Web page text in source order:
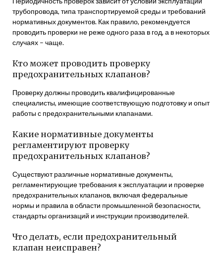
трубопровода, типа транспортируемой среды и требований
нормативных документов. Как правило, рекомендуется
проводить проверки не реже одного раза в год, а в некоторых
случаях – чаще.
Кто может проводить проверку
предохранительных клапанов?
Проверку должны проводить квалифицированные
специалисты, имеющие соответствующую подготовку и опыт
работы с предохранительными клапанами.
Какие нормативные документы
регламентируют проверку
предохранительных клапанов?
Существуют различные нормативные документы,
регламентирующие требования к эксплуатации и проверке
предохранительных клапанов, включая федеральные
нормы и правила в области промышленной безопасности,
стандарты организаций и инструкции производителей.
Что делать, если предохранительный
клапан неисправен?